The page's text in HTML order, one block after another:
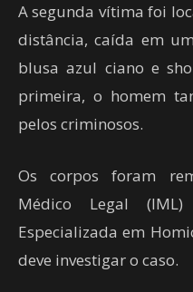
A segunda vítima foi
distância, caída em
blusa azul ciano e
primeira, o homem
pelos criminosos.
Os corpos foram
Médico Legal
Especializada em
deve investigar o caso.